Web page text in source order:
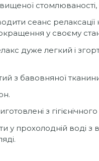
стомлюваності,
сеанс
у своєму
дуже легкий і
з бавовняної
з
у прохолодній воді з